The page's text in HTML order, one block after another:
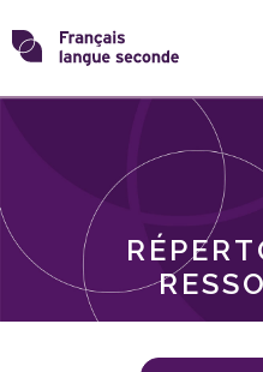
Skip
toTransformons
langue
THÈMES